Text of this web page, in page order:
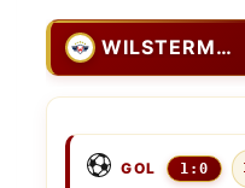
WILSTERMANN
GOL 1:0